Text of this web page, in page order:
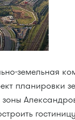
земельная
планировки